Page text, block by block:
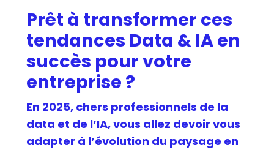
Prêt à transformer ces
tendances Data & IA en
succès pour votre
entreprise ?
En 2025, chers professionnels de la
data et de l’IA, vous allez devoir vous
adapter à l’évolution du paysage en